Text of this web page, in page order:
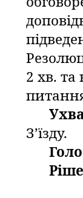
2 хв. та
З’їзду.